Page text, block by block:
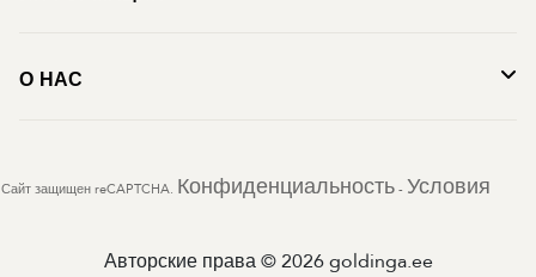
О НАС
Сайт защищен reCAPTCHA. Конфиденциальность - Условия
Авторские права © 2026 goldinga.ee